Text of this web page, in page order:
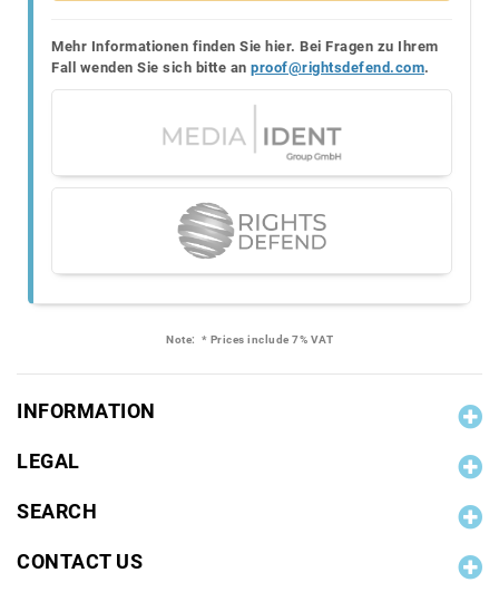
Mehr Informationen finden Sie hier. Bei Fragen zu Ihrem
Fall wenden Sie sich bitte an proof@rightsdefend.com.
Note: * Prices include 7% VAT
INFORMATION
LEGAL
SEARCH
CONTACT US